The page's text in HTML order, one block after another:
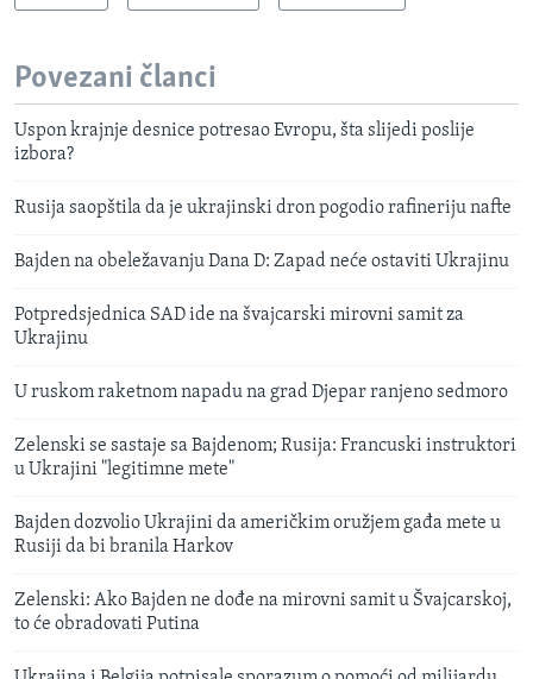
Povezani članci
Uspon krajnje desnice potresao Evropu, šta slijedi poslije
izbora?
Rusija saopštila da je ukrajinski dron pogodio rafineriju nafte
Bajden na obeležavanju Dana D: Zapad neće ostaviti Ukrajinu
Potpredsjednica SAD ide na švajcarski mirovni samit za
Ukrajinu
U ruskom raketnom napadu na grad Djepar ranjeno sedmoro
Zelenski se sastaje sa Bajdenom; Rusija: Francuski instruktori
u Ukrajini "legitimne mete"
Bajden dozvolio Ukrajini da američkim oružjem gađa mete u
Rusiji da bi branila Harkov
Zelenski: Ako Bajden ne dođe na mirovni samit u Švajcarskoj,
to će obradovati Putina